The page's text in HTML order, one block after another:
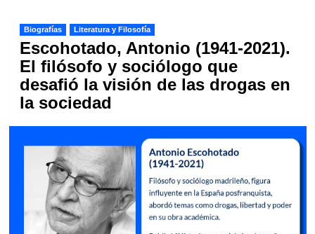
Biografías Literatura y Filosofía
Escohotado, Antonio (1941-2021).
El filósofo y sociólogo que
desafió la visión de las drogas en
la sociedad